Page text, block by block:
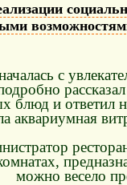
с
блюд и ответил
аквариумная
можно весело